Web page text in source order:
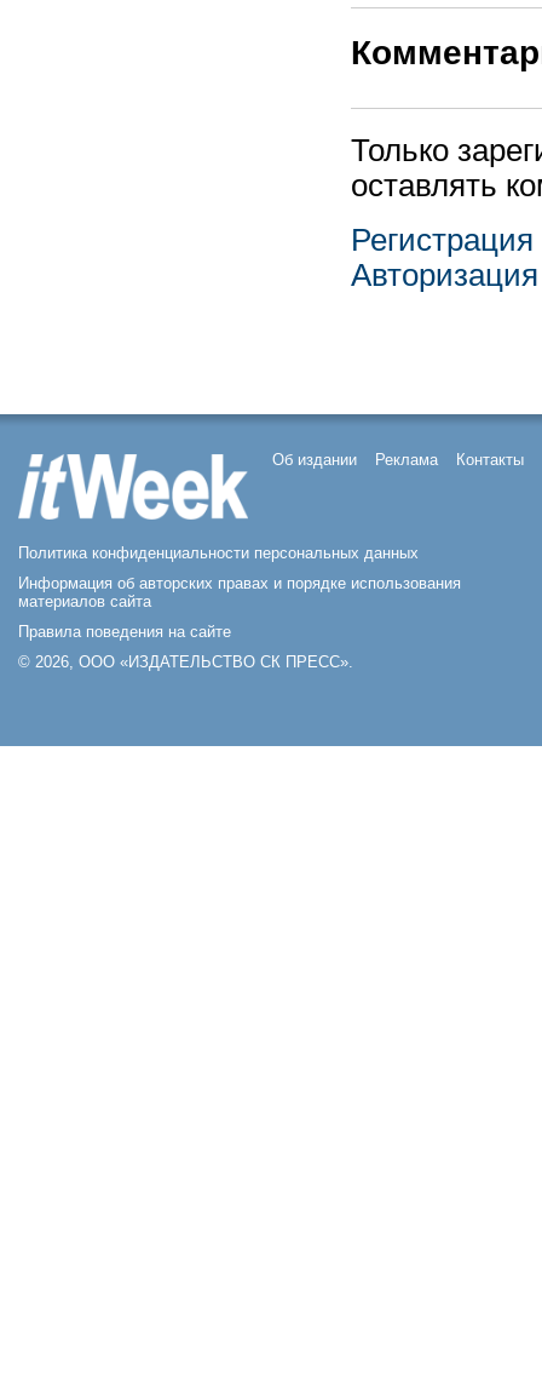
Только
оставлять
Регистрация
Авторизация
Об издании Реклама Контакты
Политика конфиденциальности персональных данных
Информация об авторских правах и порядке использования
материалов сайта
Правила поведения на сайте
© 2026, ООО «ИЗДАТЕЛЬСТВО СК ПРЕСС».